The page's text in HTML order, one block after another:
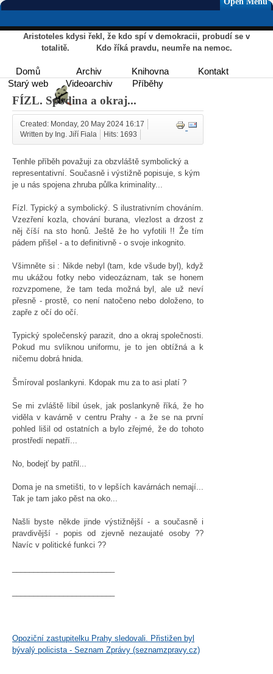
Aristoteles kdysi řekl, že kdo spí v demokracii, probudí se v
totalitě. Kdo říká pravdu, neumře na nemoc.
Domů Archiv Knihovna
Kontakt
Starý web
Videoarchiv Příběhy
FÍZL. Spodina a okraj...
Created: Monday, 20 May 2024 16:17
Written by Ing. Jiří Fiala
Hits: 1693
Tenhle příběh považuji za obzvláště symbolický a
representativní. Současně i výstižně popisuje, s kým
je u nás spojena zhruba půlka kriminality...
Fízl. Typický a symbolický. S ilustrativním chováním.
Vzezření kozla, chování burana, vlezlost a drzost z
něj číší na sto honů. Ještě že ho vyfotili !! Že tím
pádem přišel - a to definitivně - o svoje inkognito.
Všimněte si : Nikde nebyl (tam, kde všude byl), když
mu ukážou fotky nebo videozáznam, tak se honem
rozvzpomene, že tam teda možná byl, ale už neví
přesně - prostě, co není natočeno nebo doloženo, to
zapře z očí do očí.
Typický společenský parazit, dno a okraj společnosti.
Pokud mu svlíknou uniformu, je to jen obtížná a k
ničemu dobrá hnida.
Šmíroval poslankyni. Kdopak mu za to asi platí ?
Se mi zvláště líbil úsek, jak poslankyně říká, že ho
viděla v kavárně v centru Prahy - a že se na první
pohled lišil od ostatních a bylo zřejmé, že do tohoto
prostředí nepatří...
No, bodejť by patřil...
Doma je na smetišti, to v lepších kavárnách nemají...
Tak je tam jako pěst na oko...
Našli byste někde jinde výstižnější - a současně i
pravdivější - popis od zjevně nezaujaté osoby ??
Navíc v politické funkci ??
Opoziční zastupitelku Prahy sledovali. Přistižen byl
bývalý policista - Seznam Zprávy (seznamzpravy.cz)